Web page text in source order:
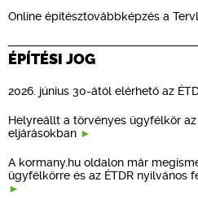
Online építésztovábbképzés a
ÉPÍTÉSI JOG
2026. június 30-ától elérhető az
Helyreállt a törvényes ügyfélkör
eljárásokban
A kormany.hu oldalon már
ügyfélkörre és az ÉTDR nyilvános